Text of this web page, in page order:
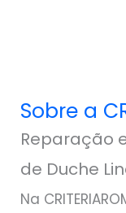
Sobre a
Reparação
de Duche
Na